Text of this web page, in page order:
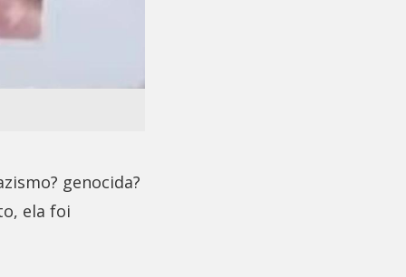
genocida?
ela foi